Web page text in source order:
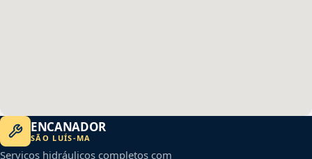
ENCANADOR
SÃO LUÍS-MA
Serviços hidráulicos completos com